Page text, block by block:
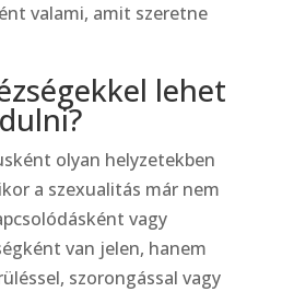
valami, amit szeretne
lehet
olyan helyzetekben
a szexualitás már nem
vagy
van jelen, hanem
szorongással vagy